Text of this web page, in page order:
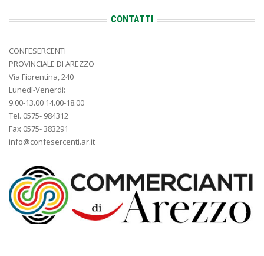
CONTATTI
CONFESERCENTI
PROVINCIALE DI AREZZO
Via Fiorentina, 240
Lunedì-Venerdì:
9.00-13.00 14.00-18.00
Tel. 0575- 984312
Fax 0575- 383291
info@confesercenti.ar.it